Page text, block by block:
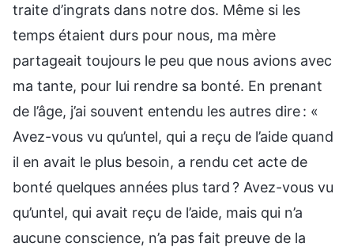
traite d’ingrats dans notre dos. Même si les
temps étaient durs pour nous, ma mère
partageait toujours le peu que nous avions avec
ma tante, pour lui rendre sa bonté. En prenant
de l’âge, j’ai souvent entendu les autres dire : «
Avez-vous vu qu’untel, qui a reçu de l’aide quand
il en avait le plus besoin, a rendu cet acte de
bonté quelques années plus tard ? Avez-vous vu
qu’untel, qui avait reçu de l’aide, mais qui n’a
aucune conscience, n’a pas fait preuve de la